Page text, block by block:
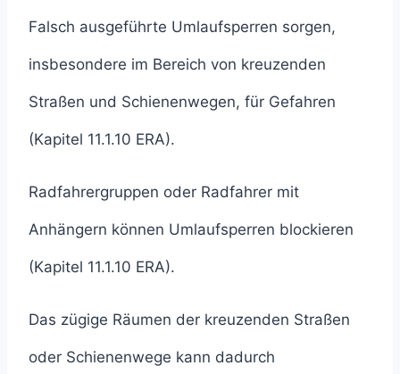
Falsch ausgeführte Umlaufsperren sorgen,
insbesondere im Bereich von kreuzenden
Straßen und Schienenwegen, für Gefahren
(Kapitel 11.1.10 ERA).
Radfahrergruppen oder Radfahrer mit
Anhängern können Umlaufsperren blockieren
(Kapitel 11.1.10 ERA).
Das zügige Räumen der kreuzenden Straßen
oder Schienenwege kann dadurch